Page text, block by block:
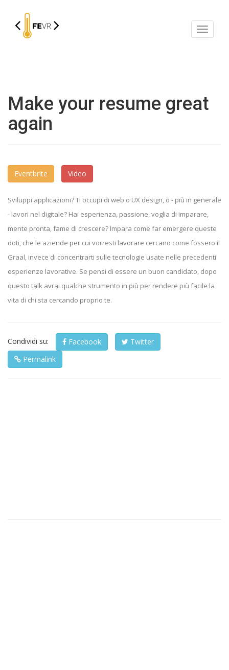
Mostra
/
Make your resume great
again
Eventbrite Video
Sviluppi applicazioni? Ti occupi di web o UX design, o - più in generale
- lavori nel digitale? Hai esperienza, passione, voglia di imparare,
mente pronta, fame di crescere? Impara come far emergere queste
doti, che le aziende per cui vorresti lavorare cercano come fossero il
Graal, invece di concentrarti sulle tecnologie usate nelle precedenti
esperienze lavorative. Se pensi di essere un buon candidato, dopo
questo talk avrai qualche strumento in più per rendere più facile la
vita di chi sta cercando proprio te.
Condividi
su:
Condividi su: Facebook
Twitter
Permalink